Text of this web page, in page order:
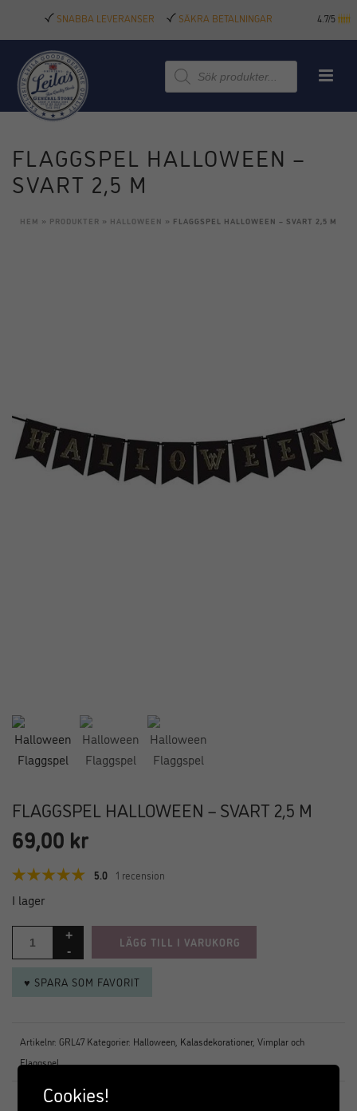
SNABBA LEVERANSER SÄKRA BETALNINGAR 4.7/5
Produktsökning
FLAGGSPEL HALLOWEEN –
SVART 2,5 M
HEM » PRODUKTER » HALLOWEEN » FLAGGSPEL HALLOWEEN – SVART 2,5 M
FLAGGSPEL HALLOWEEN – SVART 2,5 M
69,00 kr
5.0 1 recension
I lager
LÄGG TILL I VARUKORG
♥ SPARA SOM FAVORIT
Artikelnr: GRL47 Kategorier: Halloween Kalasdekorationer, Vimplar och
Flaggspel
Cookies!